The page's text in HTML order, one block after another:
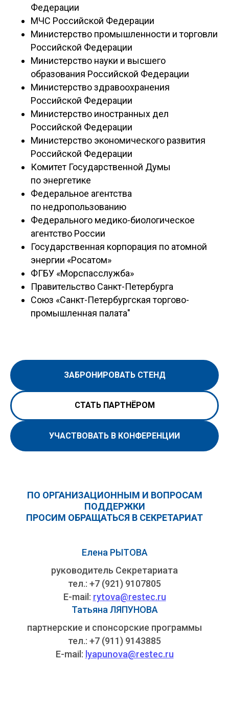
Федерации
МЧС Российской Федерации
Министерство промышленности и торговли
Российской Федерации
Министерство науки и высшего
образования Российской Федерации
Министерство здравоохранения
Российской Федерации
Министерство иностранных дел
Российской Федерации
Министерство экономического развития
Российской Федерации
Комитет Государственной Думы
по энергетике
Федеральное агентства
по недропользованию
Федерального медико-биологическое
агентство России
Государственная корпорация по атомной
энергии «Росатом»
ФГБУ «Морспасслужба»
Правительство Санкт-Петербурга
Союз «Санкт-Петербургская торгово-
промышленная палата"
ЗАБРОНИРОВАТЬ СТЕНД
СТАТЬ ПАРТНЁРОМ
УЧАСТВОВАТЬ В КОНФЕРЕНЦИИ
ПО ОРГАНИЗАЦИОННЫМ И ВОПРОСАМ
ПОДДЕРЖКИ
ПРОСИМ ОБРАЩАТЬСЯ В СЕКРЕТАРИАТ
Елена РЫТОВА
руководитель Секретариата
тел.: +7 (921) 9107805
E-mail: rytova@restec.ru
Татьяна ЛЯПУНОВА
партнерские и спонсорские программы
тел.: +7 (911) 9143885
E-mail: lyapunova@restec.ru